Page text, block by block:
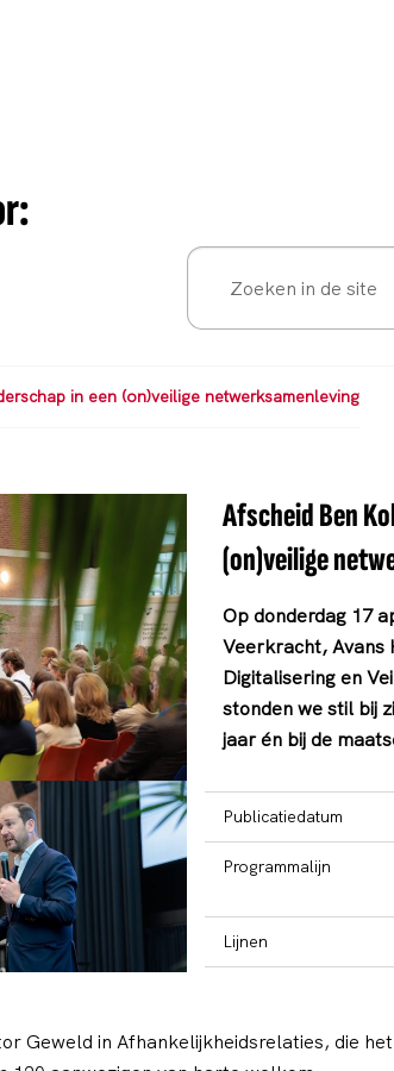
in een (on)veilige netwerksamenleving
Afscheid Ben
(on)veilige
Op donderdag 17
Veerkracht, Avans
Digitalisering en
stonden we stil bij
jaar én bij de
Publicatiedatum
Programmalijn
Lijnen
Geweld in Afhankelijkheidsrelaties, die